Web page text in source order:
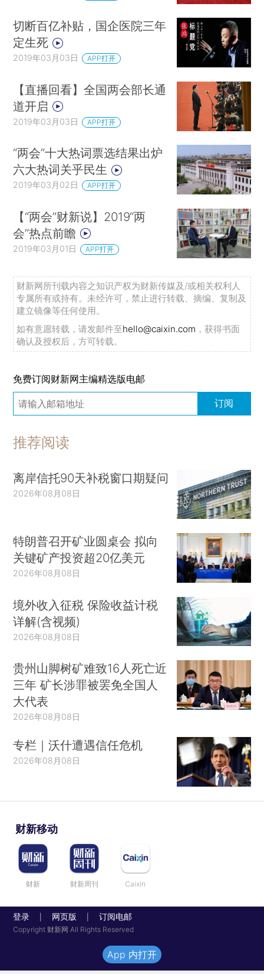
切断百亿补贴，国企医院三年
定生死
2019年03月03日 APP打开
【直播回看】全国两会部长通
道开启
2019年03月03日 APP打开
“两会”十大热词票选结果出炉
六大热词关乎民生
2019年03月02日 APP打开
【“两会”财新说】2019“两
会”热点前瞻
2019年03月01日 APP打开
财新网所刊载内容之知识产权为财新传媒及/或相关权利人
专属所有或持有。未经许可，禁止进行转载、摘编、复制及
建立镜像等任何使用。
如有意愿转载，请发邮件至hello@caixin.com ，获得书面
确认及授权后，方可转载。
免费订阅财新网主编精选版电邮
订阅
推荐阅读
离岸信托90天补税窗口期疑问
2026年08月08日
特朗普召开矿业圆桌会 拟向
关键矿产投资超20亿美元
2026年08月08日
境外收入征税 保险收益计税
详解(含视频)
2026年08月08日
贵州山脚树矿难致16人死亡近
三年 矿长涉罪被罢免全国人
大代表
2026年08月08日
专栏｜沃什遭遇信任危机
2026年08月08日
财新移动
财新 财新周刊 Caixin
登录 网页版 订阅电邮
Copyright 财新网 All Rights Reserved
App 内打开